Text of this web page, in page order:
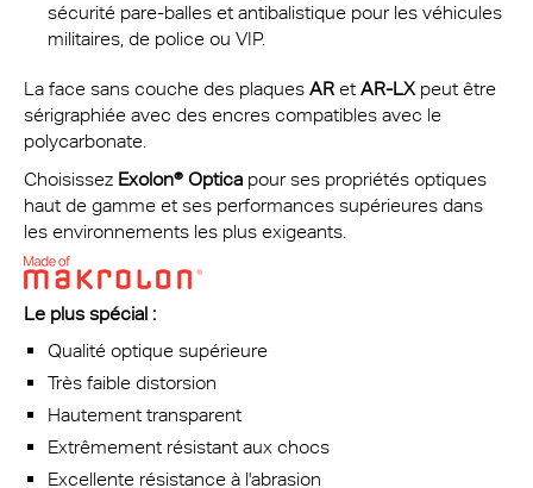
sécurité pare-balles et antibalistique pour les véhicules
militaires, de police ou VIP.
La face sans couche des plaques AR et AR-LXpeut être
sérigraphiée avec des encres compatibles avec le
polycarbonate.
Choisissez Exolon® Optica pour ses propriétés optiques
haut de gamme et ses performances supérieures dans
les environnements les plus exigeants.
Le plus spécial :
Qualité optique supérieure
Très faible distorsion
Hautement transparent
Extrêmement résistant aux chocs
Excellente résistance à l'abrasion